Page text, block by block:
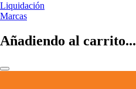
Liquidación
Marcas
Añadiendo al carrito...